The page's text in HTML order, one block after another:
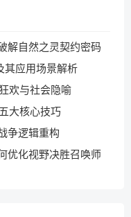
解自然之灵契约密码
其应用场景解析
欢与社会隐喻
大核心技巧
争逻辑重构
优化视野决胜召唤师